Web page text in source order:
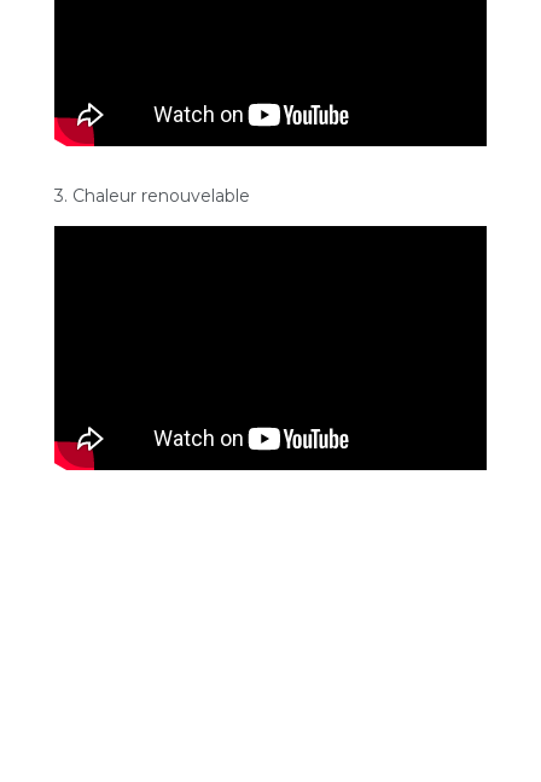
3. Chaleur renouvelable